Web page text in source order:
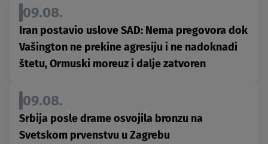
09.08.
Iran postavio uslove SAD: Nema pregovora dok
Vašington ne prekine agresiju i ne nadoknadi
štetu, Ormuski moreuz i dalje zatvoren
09.08.
Srbija posle drame osvojila bronzu na
Svetskom prvenstvu u Zagrebu